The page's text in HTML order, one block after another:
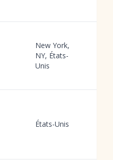
New York,
NY, États-
Unis
États-Unis